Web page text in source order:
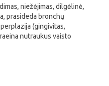
niežėjimas, dilgėlinė,
prasideda bronchų
(gingivitas,
nutraukus vaisto